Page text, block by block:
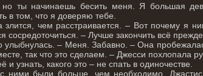
ты начинаешь бесить меня. Я большая
в том, что я доверяю тебе.
чем расстраивается. – Вот почему я
сосредоточиться. – Лучше закончить всё
– Меня. Забавно. – Она
так что это сделаем. – Джесси похлопала
и узнать, какого это – не спать в одиночестве.
были больше, чем необходимо.